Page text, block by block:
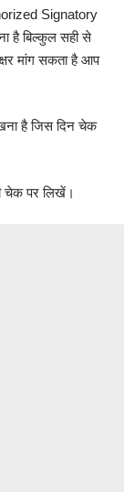
Signatory
है बिल्कुल सही से
मांग सकता है आप
है जिस दिन चेक
चेक पर लिखें।